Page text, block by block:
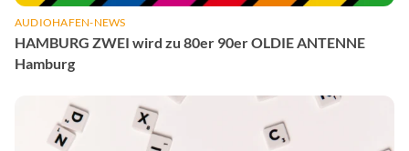
AUDIOHAFEN-NEWS
HAMBURG ZWEI wird zu 80er 90er OLDIE ANTENNE
Hamburg